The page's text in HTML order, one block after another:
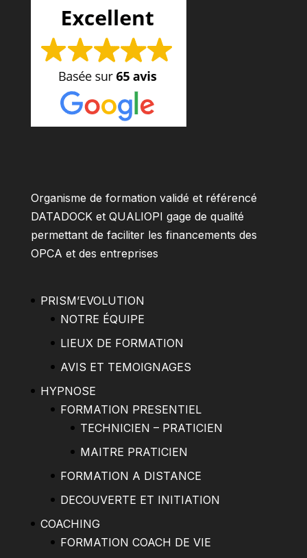
Organisme de formation validé et référencé
DATADOCK et QUALIOPI gage de qualité
permettant de faciliter les financements des
OPCA et des entreprises
PRISM’EVOLUTION
NOTRE ÉQUIPE
LIEUX DE FORMATION
AVIS ET TEMOIGNAGES
HYPNOSE
FORMATION PRESENTIEL
TECHNICIEN – PRATICIEN
MAITRE PRATICIEN
FORMATION A DISTANCE
DECOUVERTE ET INITIATION
COACHING
FORMATION COACH DE VIE